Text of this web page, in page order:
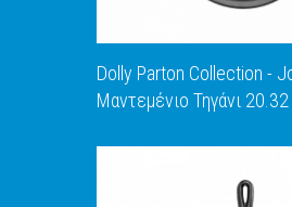
Dolly Parton Collection -
Μαντεμένιο Τηγάνι